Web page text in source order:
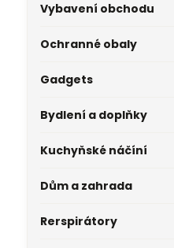
Vybavení obchodu
Ochranné obaly
Gadgets
Bydlení a doplňky
Kuchyňské náčíní
Dům a zahrada
Rerspirátory